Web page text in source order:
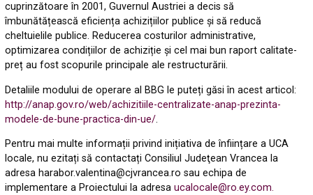
cuprinzătoare în 2001, Guvernul Austriei a decis să
îmbunătățească eficiența achizițiilor publice și să reducă
cheltuielile publice. Reducerea costurilor administrative,
optimizarea condițiilor de achiziție și cel mai bun raport calitate-
preț au fost scopurile principale ale restructurării.
Detaliile modului de operare al BBG le puteți găsi în acest articol:
http://anap.gov.ro/web/achizitiile-centralizate-anap-prezinta-
modele-de-bune-practica-din-ue/.
Pentru mai multe informații privind inițiativa de înființare a UCA
locale, nu ezitați să contactați Consiliul Judeţean Vrancea la
adresa harabor.valentina@cjvrancea.ro sau echipa de
implementare a Proiectului la adresaucalocale@ro.ey.com.